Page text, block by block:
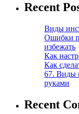
Recent
Виды
Ошибки
избежать
Как
Как
67. Виды
руками
Recent